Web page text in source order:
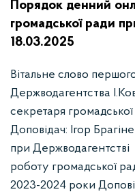
Порядок денний
громадської ради
18.03.2025
Вітальне слово
Держводагентства
секретаря
Доповідач: Ігор
при
роботу громадської
2023-2024 роки